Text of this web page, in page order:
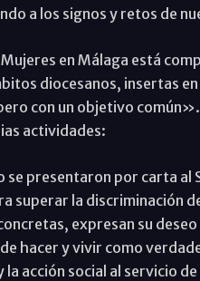
a los signos y retos de
Mujeres en Málaga está
diocesanos, insertas
con un objetivo
actividades:
se presentaron por carta
superar la discriminación
expresan su
hacer y vivir como
la acción social al servicio